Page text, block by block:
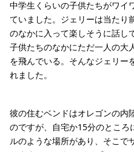
中学生くらいの子供たちがワイ
ていました。ジェリーは当たり
のなかに入って楽しそうに話し
子供たちのなかにただ一人の大
を飛んでいる。そんなジェリー
れました。
彼の住むベンドはオレゴンの内
のですが、自宅か15分のとこ
ルのような場所があり、そこで